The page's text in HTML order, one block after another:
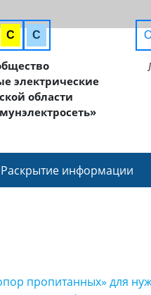
C C
электрические
области
Раскрытие информации
пропитанных» для